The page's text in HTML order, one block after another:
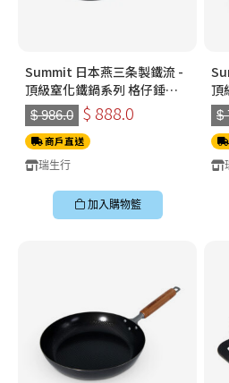
Summit 日本燕三条製鐵流 -
頂級窒化鐵鍋系列 格仔錘紋
煎鍋 28cm
$ 986.0 $ 888.0
商戶直送
瑞生行
加入購物籃
頂
煎
$